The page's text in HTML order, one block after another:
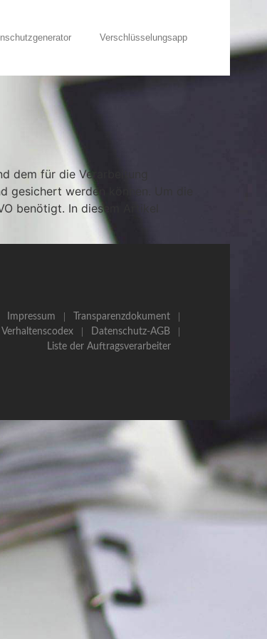
Verschlüsselungsapp
dem für die Verarbeitung
werden können. Um die
benötigt. In diesem Artikel
Impressum
Transparenzdokument
Verhaltenscodex
Datenschutz-AGB
Liste der Auftragsverarbeiter